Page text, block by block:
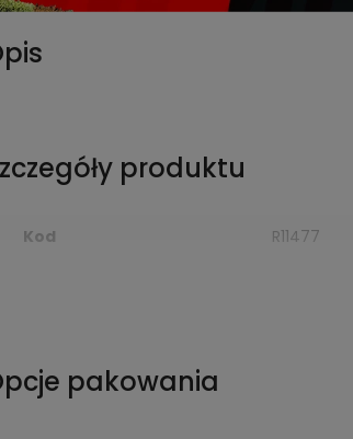
produktu
Kod
R11477
pakowania